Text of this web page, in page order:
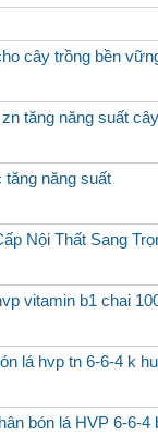
cây trồng bền
tăng năng suất cây
tăng năng suất
Nội Thất Sang
vitamin b1 chai
lá hvp tn 6-6-4 k
bón lá HVP 6-6-4